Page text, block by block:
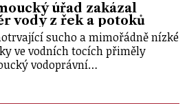
úřad zakázal
vody z řek a potoků
sucho a mimořádně nízké
ve vodních tocích přiměly
vodoprávní…